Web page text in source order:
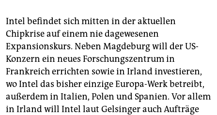
Intel befindet sich mitten in der aktuellen
Chipkrise auf einem nie dagewesenen
Expansionskurs. Neben Magdeburg will der US-
Konzern ein neues Forschungszentrum in
Frankreich errichten sowie in Irland investieren,
wo Intel das bisher einzige Europa-Werk betreibt,
außerdem in Italien, Polen und Spanien. Vor allem
in Irland will Intel laut Gelsinger auch Aufträge